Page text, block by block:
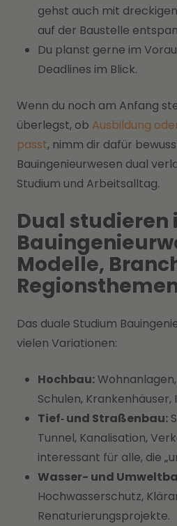
gehst auch mit
auf der Baustelle
Du planst gerne im
Deadlines im Blick.
Wenn du noch am Anfang
überlegst, ob Ausbildung
passt, nimm dir dafür
Bauingenieurwesen dual
Studium und Arbeitsalltag.
Dual studieren
Modelle,
Das duale Studium
vielen Variationen:
Hochbau:
Schulen,
Tief‑ und Straßenbau:
Tunnel, Kanalisation,
interessant für alle, die
Wasser- und
Hochwasserschutz,
Renaturierungsprojekte.